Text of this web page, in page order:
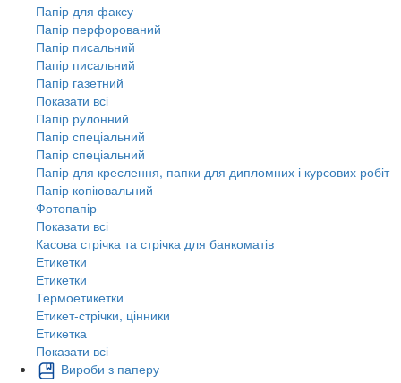
Папір для факсу
Папір перфорований
Папір писальний
Папір писальний
Папір газетний
Показати всі
Папір рулонний
Папір спеціальний
Папір спеціальний
Папір для креслення, папки для дипломних і курсових робіт
Папір копіювальний
Фотопапір
Показати всі
Касова стрічка та стрічка для банкоматів
Етикетки
Етикетки
Термоетикетки
Етикет-стрічки, цінники
Етикетка
Показати всі
Вироби з паперу